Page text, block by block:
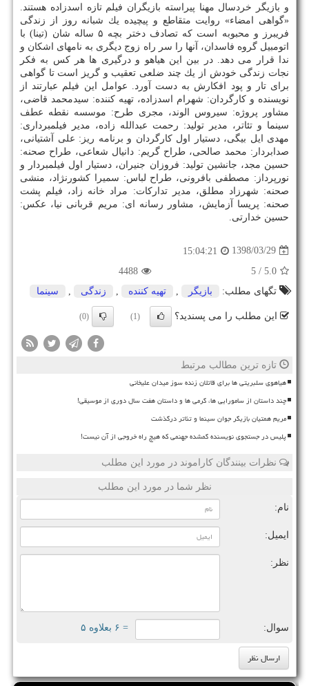
و بازیگر خردسال مهنا پیراسته بازیگران فیلم تازه اسدزاده هستند.
«گواهی امضاء» روایت متقاطع و پیچیده یك شبانه روز از زندگی
فریبرز و محبوبه است كه تصادف دختر بچه ۵ ساله شان (تینا) با
اتومبیل گروه فاسدان، آنها را سر راه زوج دیگری به نامهای اشكان و
ندا قرار می دهد. در بین این هیاهو و درگیری ها هر كس به فكر
نجات زندگی خودش از یك چند ضلعی تعقیب و گریز است تا گواهی
برای تار و پود افكارش به دست آورد. عوامل این فیلم عبارتند از
نویسنده و كارگردان: شهرام اسدزاده، تهیه كننده: سیدمحمد قاضی،
مشاور پروژه: سیروس الوند، مجری طرح: موسسه نقطه عطف
سینما و تئاتر، مدیر تولید: رحمت عبدالله زاده، مدیر فیلمبرداری:
مهدی ایل بیگی، دستیار اول كارگردان و برنامه ریز: علی آشتیانی،
صدابردار: محمد صالحی، طراح گریم: دانیال شعاعی، طراح صحنه:
حسین مجد، جانشین تولید: فروزان جنیران، دستیار اول فیلمبردار و
نورپرداز: مصطفی بافرونی، طراح لباس: سمیرا كشورنژاد، منشی
صحنه: شهرزاد مطلق، مدیر تداركات: مراد خانه زاد، فیلم پشت
صحنه: پریسا آزمایش، مشاور رسانه ای: مریم قربانی نیا، عكس:
حسین خدارتی.
1398/03/29
15:04:21
5.0
/ 5
4488
تگهای مطلب:
بازیگر تهیه كننده زندگی سینما
این مطلب را می پسندید؟ (1)
(0)
تازه ترین مطالب مرتبط
هیاهوی سلبریتی ها برای قاتلان زنده سوز میدان علیخانی
چند داستان از سامورایی ها، گرمی ها و داستان هفت سال دوری از موسیقی!
مریم همتیان بازیگر جوان سینما و تئاتر درگذشت
پلیس در جستجوی نویسنده گمشده جهنمی که هیچ راه خروجی از آن نیست!
نظرات بینندگان کاراموند در مورد این مطلب
نظر شما در مورد این مطلب
نام:
ایمیل:
نظر:
سوال: = ۶ بعلاوه ۵